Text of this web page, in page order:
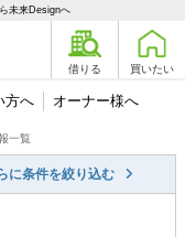
未来Designへ
借りる 買いたい
方へ オーナー様へ
一覧
に条件を絞り込む